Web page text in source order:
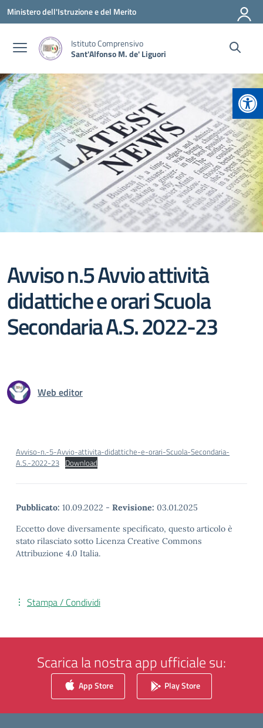
Vai ai contenuti
Vai al menu di navigazione
Vai al footer
Ministero dell'Istruzione e del Merito
Istituto Comprensivo
Sant'Alfonso M. de' Liguori
Avviso n.5 Avvio attività
didattiche e orari Scuola
Secondaria A.S. 2022-23
Web editor
Avviso-n.-5-Avvio-attivita-didattiche-e-orari-Scuola-Secondaria-
A.S.-2022-23 Download
Pubblicato: 10.09.2022 - Revisione: 03.01.2025
Eccetto dove diversamente specificato, questo articolo è
stato rilasciato sotto Licenza Creative Commons
Attribuzione 4.0 Italia.
Stampa / Condividi
Scarica la nostra app ufficiale su:
App Store Play Store